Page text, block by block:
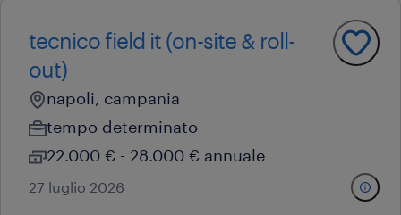
tecnico field it (on-site & roll-
out)
napoli, campania
tempo determinato
22.000 € - 28.000 € annuale
27 luglio 2026